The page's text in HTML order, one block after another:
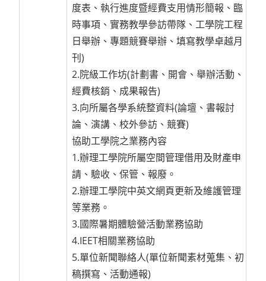
度表、執行進度暨經費支用情形簡報、臨
時事項、實務教學參訪帶隊、工學院工程
日舉辦、專題競賽舉辦、填寫教學卓越月
刊)
2.院級工作坊(計劃書、開會、舉辦活動、
經費核銷、成果報告)
3.向所屬各學系統整資料(論壇、書報討
論、演講、校外參訪、競賽)
協助工學院之業務內容
1.辦理工學院所屬空間管理借用及財產申
請、驗收、保管、報廢。
2.辦理工學院中英文網頁更新及維護管理
等業務。
3.國際暑期體驗營活動業務協助
4.IEET相關業務協助
5.單位新聞聯絡人(單位新聞素材蒐集、初
稿撰寫、活動通報)